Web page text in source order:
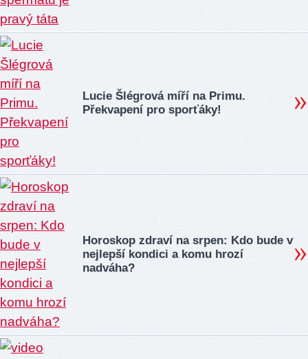
Lucie Šlégrová míří na Primu.
Překvapení pro sporťáky!
Horoskop zdraví na srpen: Kdo bude v
nejlepší kondici a komu hrozí
nadváha?